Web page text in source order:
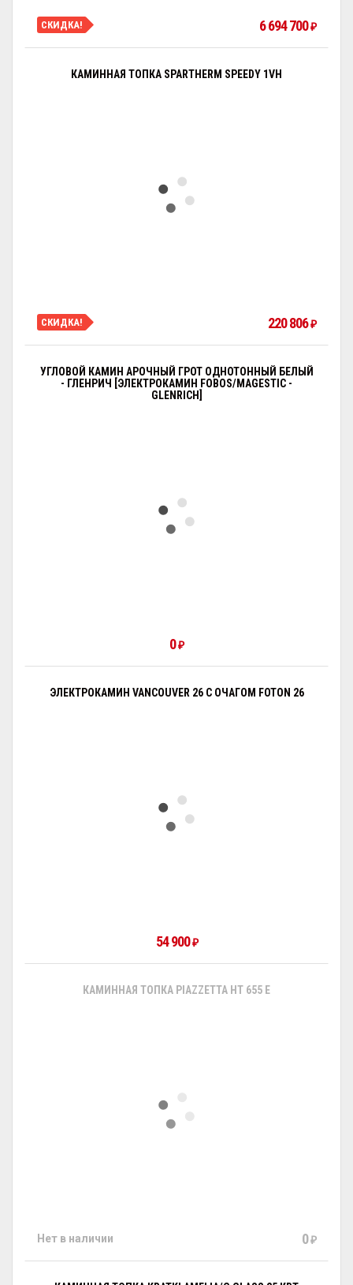
СКИДКА! 6 694 700₽
КАМИННАЯ ТОПКА SPARTHERM SPEEDY 1VH
СКИДКА! 220 806₽
УГЛОВОЙ КАМИН АРОЧНЫЙ ГРОТ ОДНОТОННЫЙ БЕЛЫЙ
- ГЛЕНРИЧ [ЭЛЕКТРОКАМИН FOBOS/MAGESTIC -
GLENRICH]
0₽
ЭЛЕКТРОКАМИН VANCOUVER 26 С ОЧАГОМ FOTON 26
54 900₽
КАМИННАЯ ТОПКА PIAZZETTA HT 655 E
Нет в наличии 0₽